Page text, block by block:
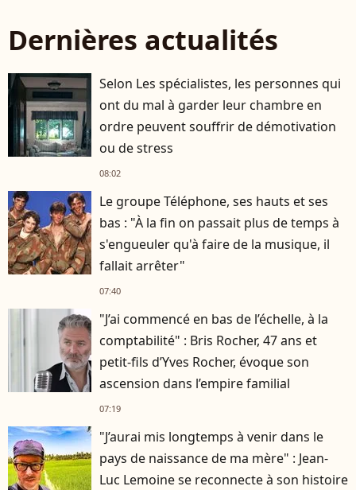
Dernières actualités
Selon Les spécialistes, les personnes qui
ont du mal à garder leur chambre en
ordre peuvent souffrir de démotivation
ou de stress
08:02
Le groupe Téléphone, ses hauts et ses
bas : "À la fin on passait plus de temps à
s'engueuler qu'à faire de la musique, il
fallait arrêter"
07:40
"J’ai commencé en bas de l’échelle, à la
comptabilité" : Bris Rocher, 47 ans et
petit-fils d’Yves Rocher, évoque son
ascension dans l’empire familial
07:19
"J’aurai mis longtemps à venir dans le
pays de naissance de ma mère" : Jean-
Luc Lemoine se reconnecte à son histoire